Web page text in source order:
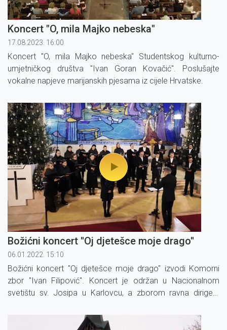
Koncert "O, mila Majko nebeska"
17.08.2023. 16:00
Koncert "O, mila Majko nebeska" Studentskog kulturno-
umjetničkog društva ''Ivan Goran Kovačić''. Poslušajte
vokalne napjeve marijanskih pjesama iz cijele Hrvatske.
Božićni koncert ''Oj djetešce moje drago''
06.01.2022. 15:10
Božićni koncert ''Oj djetešce moje drago'' izvodi Komorni
zbor ''Ivan Filipović''. Koncert je održan u Nacionalnom
svetištu sv. Josipa u Karlovcu, a zborom ravna dirigent